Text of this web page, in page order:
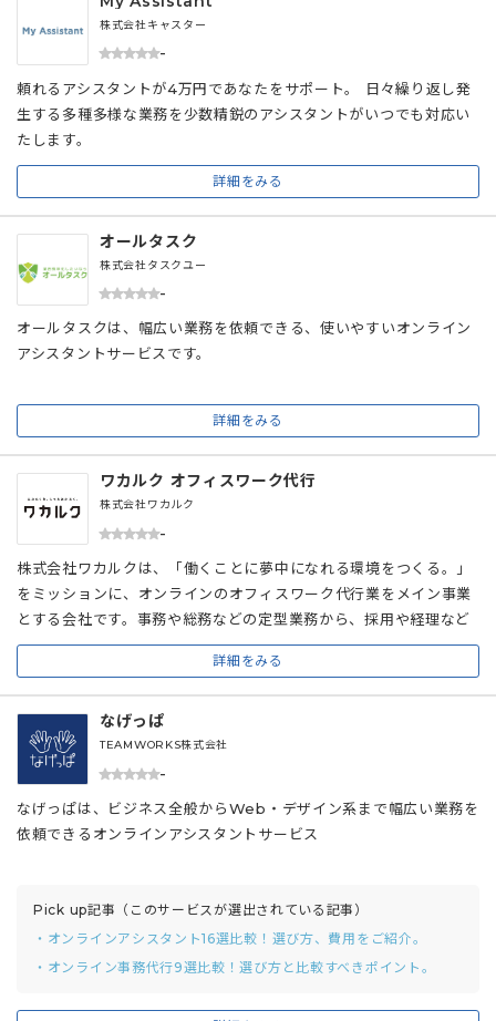
株式会社キャスター
-
詳細をみる
頼れるアシスタントが4万円であなたをサポート。 日々繰り返し発
生する多種多様な業務を少数精鋭のアシスタントがいつでも対応い
たします。
オールタスク
株式会社タスクユー
-
詳細をみる
オールタスクは、幅広い業務を依頼できる、使いやすいオンライン
アシスタントサービスです。
ワカルク オフィスワーク代行
株式会社ワカルク
-
詳細をみる
株式会社ワカルクは、「働くことに夢中になれる環境をつくる。」
をミッションに、オンラインのオフィスワーク代行業をメイン事業
とする会社です。事務や総務などの定型業務から、採用や経理など
の専門業務まで、経験をもった社外チームがアシストします。
なげっぱ
TEAMWORKS株式会社
-
なげっぱは、ビジネス全般からWeb・デザイン系まで幅広い業務を
依頼できるオンラインアシスタントサービス
Pick up記事（このサービスが選出されている記事）
・オンラインアシスタント16選比較！選び方、費用をご紹介。
・オンライン事務代行9選比較！選び方と比較すべきポイント。